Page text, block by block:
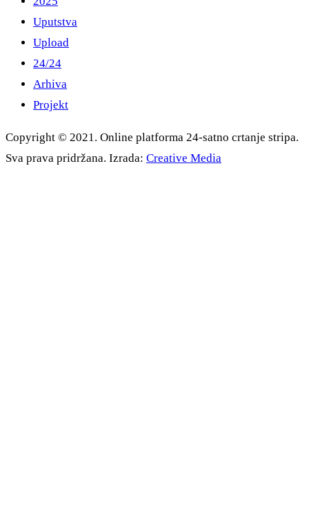
Uputstva
Upload
24/24
Arhiva
Projekt
Copyright © 2021. Online platforma 24-satno crtanje stripa.
Sva prava pridržana. Izrada: Creative Media